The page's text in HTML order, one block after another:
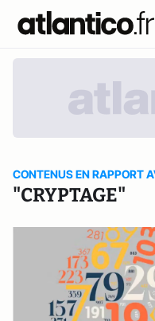
CONTENUS EN RAPPORT
"CRYPTAGE"